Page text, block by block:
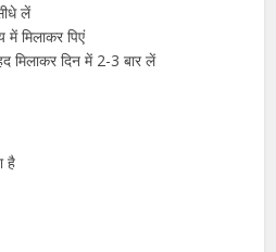
लें
में मिलाकर पिएं
दिन में 2-3 बार लें
है